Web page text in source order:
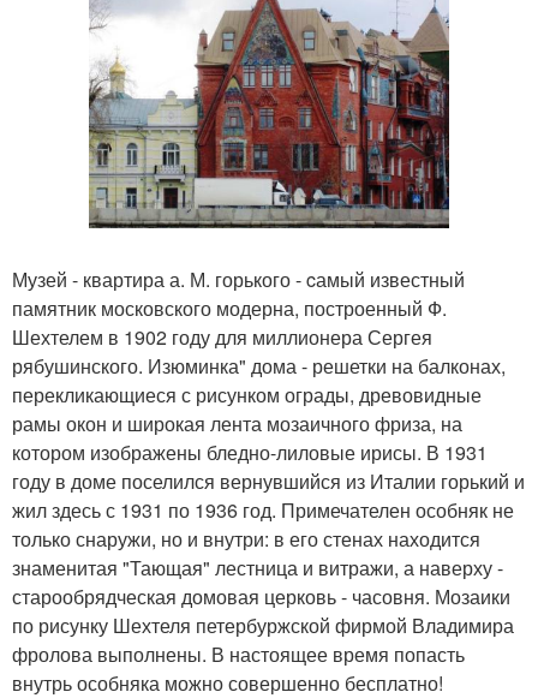
Музей - квартира а. М. горького - cамый известный
памятник московского модерна, построенный Ф.
Шехтелем в 1902 году для миллионера Сергея
рябушинского. Изюминка" дома - решетки на балконах,
перекликающиеся с рисунком ограды, древовидные
рамы окон и широкая лента мозаичного фриза, на
котором изображены бледно-лиловые ирисы. В 1931
году в доме поселился вернувшийся из Италии горький и
жил здесь с 1931 по 1936 год. Примечателен особняк не
только снаружи, но и внутри: в его стенах находится
знаменитая "Тающая" лестница и витражи, а наверху -
старообрядческая домовая церковь - часовня. Мозаики
по рисунку Шехтеля петербуржской фирмой Владимира
фролова выполнены. В настоящее время попасть
внутрь особняка можно совершенно бесплатно!